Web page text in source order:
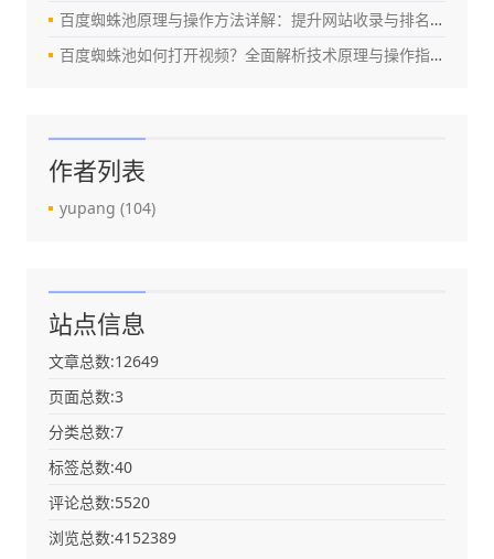
百度蜘蛛池原理与操作方法详解：提升网站收录与排名的实战指南
百度蜘蛛池如何打开视频？全面解析技术原理与操作指南（2024最新版）
作者列表
yupang (104)
站点信息
文章总数:12649
页面总数:3
分类总数:7
标签总数:40
评论总数:5520
浏览总数:4152389